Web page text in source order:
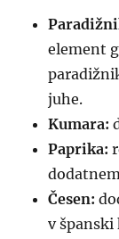
element
juhe.
Kumara:
Paprika:
Česen:
v